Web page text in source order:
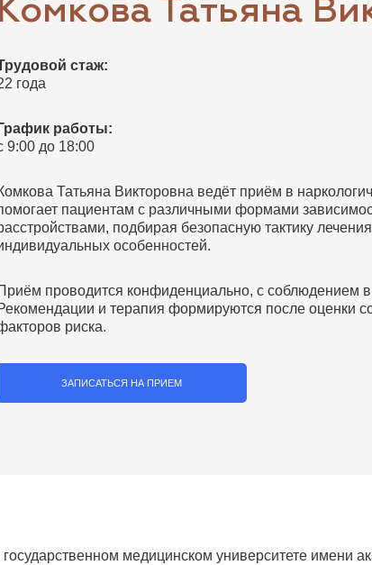
Комкова Татьяна
стаж:
года
График работы:
9:00 до 18:00
Татьяна Викторовна ведёт приём в
пациентам с различными формами
подбирая безопасную тактику
особенностей.
проводится конфиденциально, с соблюдением
и терапия формируются после оценки
риска.
ЗАПИСАТЬСЯ НА ПРИЕМ
медицинском университете имени